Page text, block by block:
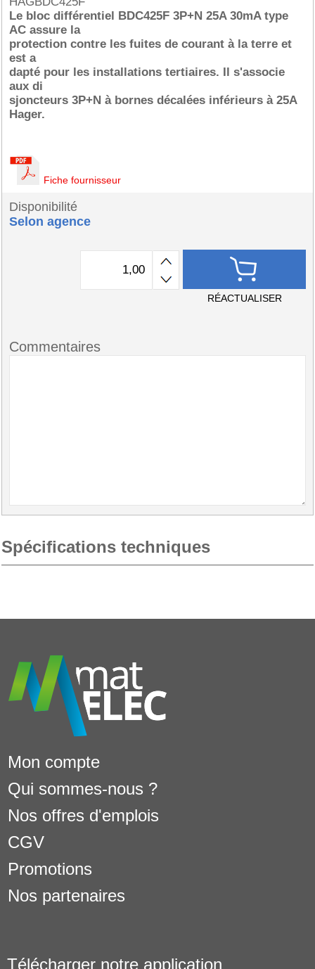
Le bloc différentiel BDC425F 3P+N 25A 30mA type
AC assure la
protection contre les fuites de courant à la terre et
est a
dapté pour les installations tertiaires. Il s'associe
aux di
sjoncteurs 3P+N à bornes décalées inférieurs à 25A
Hager.
Fiche fournisseur
Disponibilité
Selon agence
RÉACTUALISER
Commentaires
Spécifications techniques
Mon compte
Qui sommes-nous ?
Nos offres d'emplois
CGV
Promotions
Nos partenaires
Télécharger notre application